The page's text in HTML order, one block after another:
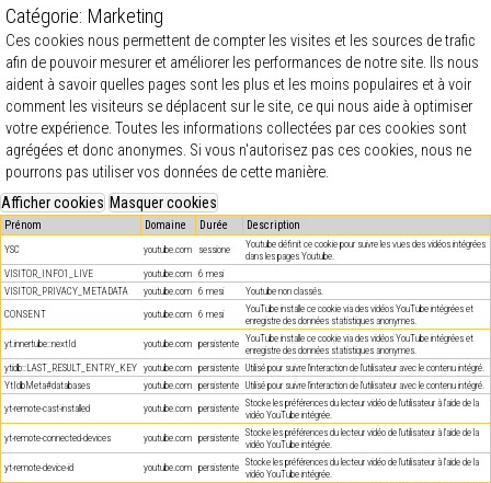
Catégorie: Marketing
Ces cookies nous permettent de compter les visites et les sources de trafic
afin de pouvoir mesurer et améliorer les performances de notre site. Ils nous
aident à savoir quelles pages sont les plus et les moins populaires et à voir
comment les visiteurs se déplacent sur le site, ce qui nous aide à optimiser
votre expérience. Toutes les informations collectées par ces cookies sont
agrégées et donc anonymes. Si vous n'autorisez pas ces cookies, nous ne
pourrons pas utiliser vos données de cette manière.
Prénom Domaine Durée
Description
YSC
youtube.com sessione
Youtube définit ce cookie pour suivre les vues des vidéos intégrées
dans les pages Youtube.
VISITOR_INFO1_LIVE
youtube.com 6 mesi
VISITOR_PRIVACY_METADATA
youtube.com 6 mesi
Youtube non classés.
CONSENT
youtube.com 6 mesi
YouTube installe ce cookie via des vidéos YouTube intégrées et
enregistre des données statistiques anonymes.
yt.innertube::nextId
youtube.com persistente YouTube installe ce cookie via des vidéos YouTube intégrées et
enregistre des données statistiques anonymes.
ytidb::LAST_RESULT_ENTRY_KEY youtube.com persistente Utilisé pour suivre l'interaction de l'utilisateur avec le contenu intégré.
YtIdbMeta#databases
youtube.com persistente Utilisé pour suivre l'interaction de l'utilisateur avec le contenu intégré.
yt-remote-cast-installed
youtube.com persistente Stocke les préférences du lecteur vidéo de l'utilisateur à l'aide de la
vidéo YouTube intégrée.
yt-remote-connected-devices
youtube.com persistente Stocke les préférences du lecteur vidéo de l'utilisateur à l'aide de la
vidéo YouTube intégrée.
yt-remote-device-id
youtube.com persistente Stocke les préférences du lecteur vidéo de l'utilisateur à l'aide de la
vidéo YouTube intégrée.